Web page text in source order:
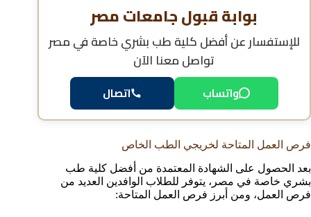
بوابة قبول جامعات مصر
للإستفسار عنأفضل كلية طب بشري خاصة في مصر
تواصل معنا الآن
واتساب اتصال
فرص العمل المتاحة لخريجي الطب الخاص
بعد الحصول على الشهادة المعتمدة من أفضل كلية طب
بشري خاصة في مصر، يتوفر للطلاب الوافدين العديد من
فرص العمل، ومن أبرز فرص العمل المتاحة: